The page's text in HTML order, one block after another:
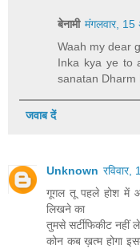
बेनामी मंगलवार,
Waah my dear
Inka kya ye to
sanatan Dharm
जवाब दें
Unknown
गूगल तू पहले होश में
लिखने का
तुमसे सर्टीफिकीट नहीं
कोन कब ख़त्म होगा